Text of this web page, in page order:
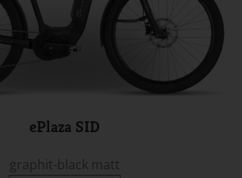
ePlaza SID
graphit-black matt